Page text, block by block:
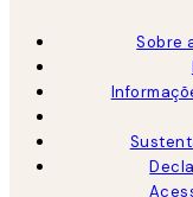
Sobre